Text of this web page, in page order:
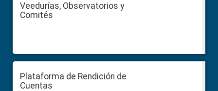
Veedurías, Observatorios y
Comités
Plataforma de Rendición de
Cuentas